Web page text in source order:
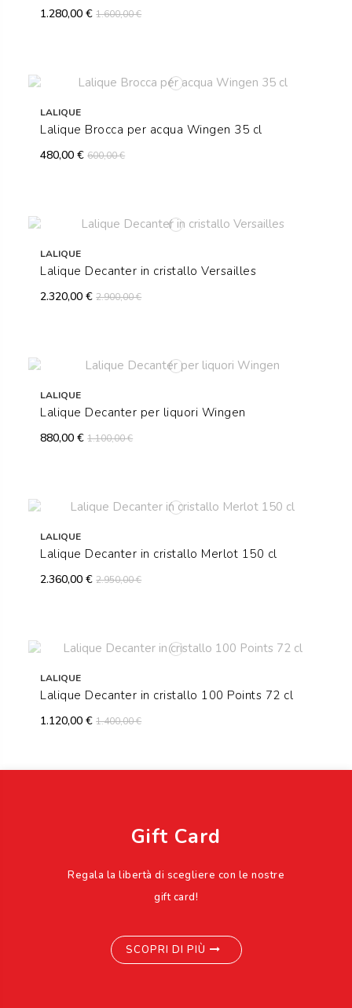
1.280,00 €1.600,00 €
LALIQUE
Lalique Brocca per acqua Wingen 35 cl
480,00 €600,00 €
LALIQUE
Lalique Decanter in cristallo Versailles
2.320,00 €2.900,00 €
LALIQUE
Lalique Decanter per liquori Wingen
880,00 €1.100,00 €
LALIQUE
Lalique Decanter in cristallo Merlot 150 cl
2.360,00 €2.950,00 €
LALIQUE
Lalique Decanter in cristallo 100 Points 72 cl
1.120,00 €1.400,00 €
Gift Card
Regala la libertà di scegliere con le nostre
gift card!
SCOPRI DI PIÙ